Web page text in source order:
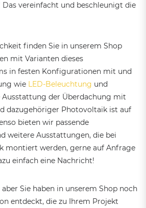
Das vereinfacht und beschleunigt die
finden Sie in unserem Shop
mit Varianten dieses
in festen Konfigurationen mit und
wie LED-Beleuchtung und
Ausstattung der Überdachung mit
dazugehöriger Photovoltaik ist auf
bieten wir passende
weitere Ausstattungen, die bei
montiert werden, gerne auf Anfrage
einfach eine Nachricht!
Sie haben in unserem Shop noch
entdeckt, die zu Ihrem Projekt